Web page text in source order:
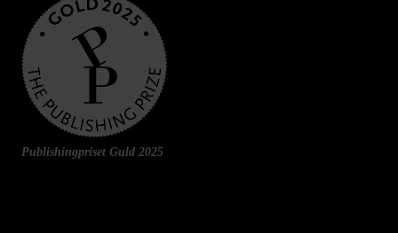
Publishingpriset Guld 2025